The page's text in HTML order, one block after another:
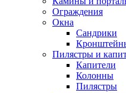
Ограждения
Окна
Сандрики
Пилястры и
Капители
Колонны
Пилястры